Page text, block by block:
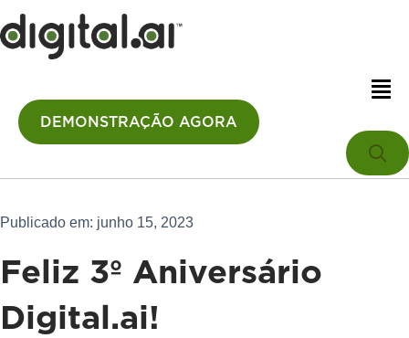
DEMONSTRAÇÃO AGORA
Publicado em: junho 15, 2023
Feliz 3º Aniversário
Digital.ai!